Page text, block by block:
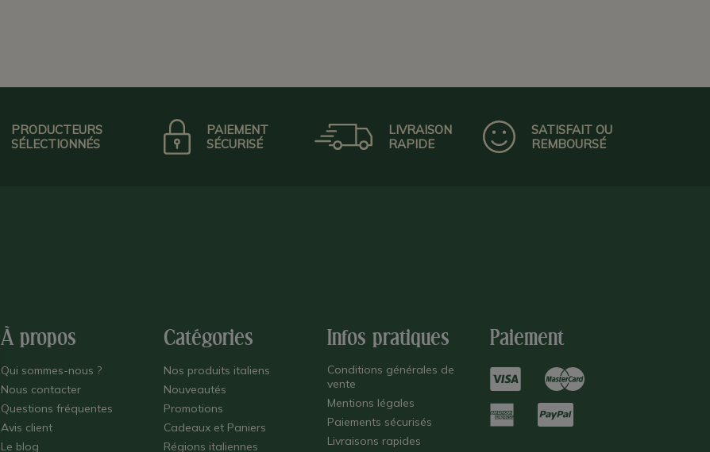
PRODUCTEURS
SÉLECTIONNÉS
PAIEMENT
SÉCURISÉ
LIVRAISON
RAPIDE
SATISFAIT OU
REMBOURSÉ
À propos
Qui sommes-nous ?
Nous contacter
Questions fréquentes
Avis client
Le blog
Catégories
Nos produits italiens
Nouveautés
Promotions
Cadeaux et Paniers
Régions italiennes
Infos pratiques
Conditions générales de
vente
Mentions légales
Paiements sécurisés
Livraisons rapides
Paiement